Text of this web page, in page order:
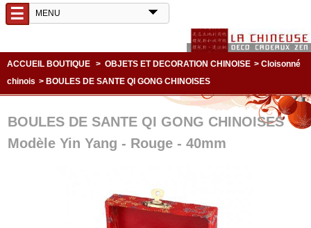
☰
ACCUEIL BOUTIQUE > OBJETS ET DECORATION CHINOISE > Cloisonné
chinois > BOULES DE SANTE QI GONG CHINOISES
BOULES DE SANTE QI GONG CHINOISES
Modèle Yin Yang - Rouge - 40mm